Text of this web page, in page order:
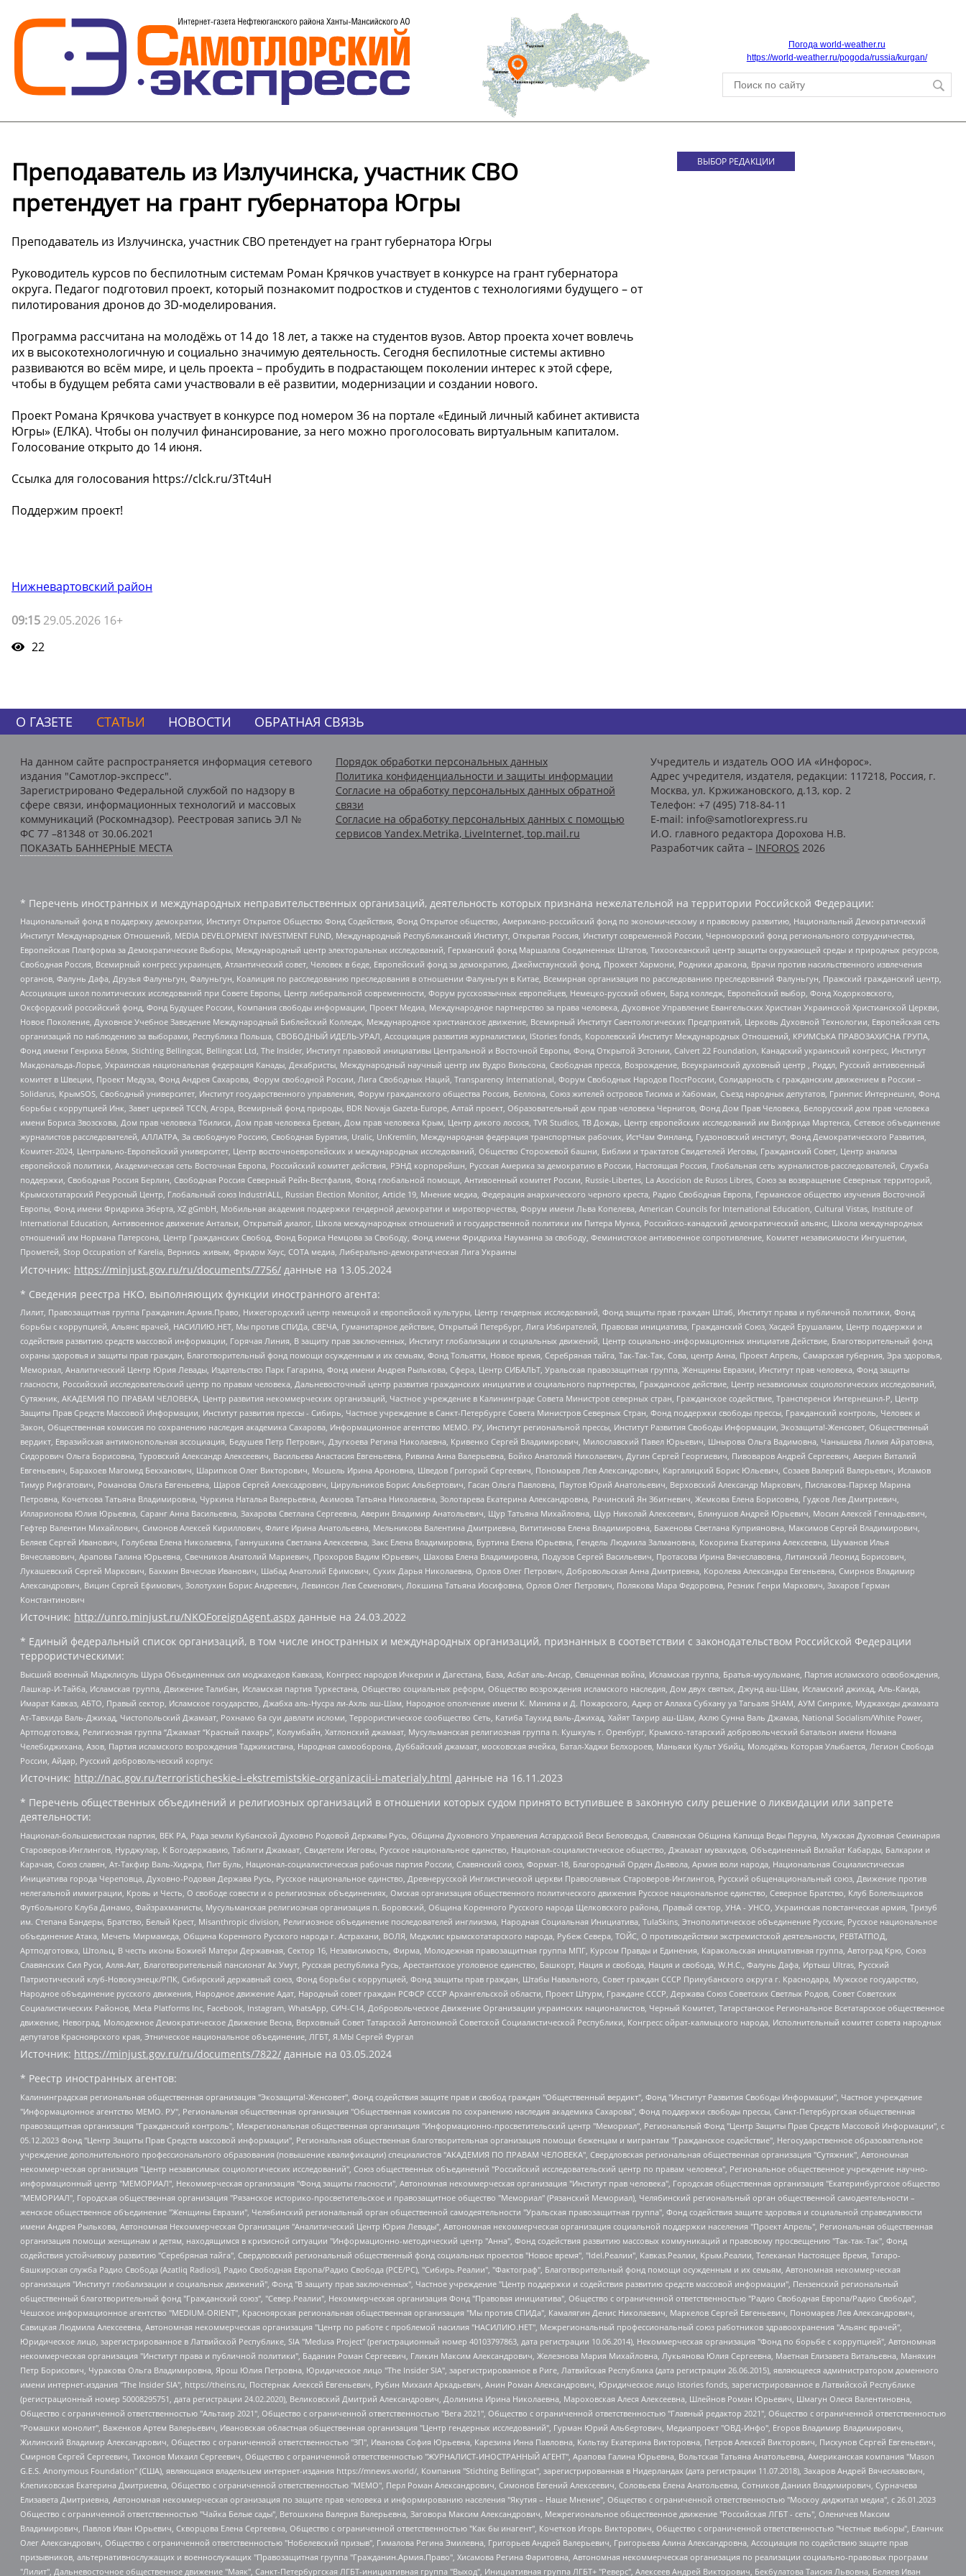
Погода world-weather.ru
https://world-weather.ru/pogoda/russia/kurgan/
Преподаватель из Излучинска, участник СВО
претендует на грант губернатора Югры
Преподаватель из Излучинска, участник СВО претендует на грант губернатора Югры
Руководитель курсов по беспилотным системам Роман Крячков участвует в конкурсе на грант губернатора
округа. Педагог подготовил проект, который познакомит подростков и студентов с технологиями будущего – от
пилотирования дронов до 3D-моделирования.
Программа рассчитана на молодёжь от 14 до 18 лет, а также на студентов вузов. Автор проекта хочет вовлечь
их в высокотехнологичную и социально значимую деятельность. Сегодня беспилотные системы активно
развиваются во всём мире, и цель проекта – пробудить в подрастающем поколении интерес к этой сфере,
чтобы в будущем ребята сами участвовали в её развитии, модернизации и создании нового.
Проект Романа Крячкова участвует в конкурсе под номером 36 на портале «Единый личный кабинет активиста
Югры» (ЕЛКА). Чтобы он получил финансирование, за него можно проголосовать виртуальным капиталом.
Голосование открыто до 14 июня.
Ссылка для голосования https://clck.ru/3Tt4uH
Поддержим проект!
Нижневартовский район
09:15 29.05.2026 16+
22
ВЫБОР РЕДАКЦИИ
О ГАЗЕТЕ СТАТЬИ НОВОСТИ ОБРАТНАЯ СВЯЗЬ
На данном сайте распространяется информация сетевого
издания "Самотлор-экспресс".
Зарегистрировано Федеральной службой по надзору в
сфере связи, информационных технологий и массовых
коммуникаций (Роскомнадзор). Реестровая запись ЭЛ №
ФС 77 –81348 от 30.06.2021
ПОКАЗАТЬ БАННЕРНЫЕ МЕСТА
Порядок обработки персональных данных
Политика конфиденциальности и защиты информации
Согласие на обработку персональных данных обратной
связи
Согласие на обработку персональных данных с помощью
сервисов Yandex.Metrika, LiveInternet, top.mail.ru
Учредитель и издатель ООО ИА «Инфорос».
Адрес учредителя, издателя, редакции: 117218, Россия, г.
Москва, ул. Кржижановского, д.13, кор. 2
Телефон: +7 (495) 718-84-11
E-mail: info@samotlorexpress.ru
И.О. главного редактора Дорохова Н.В.
Разработчик сайта – INFOROS 2026
* Перечень иностранных и международных неправительственных организаций, деятельность которых признана нежелательной на территории Российской Федерации:
Национальный фонд в поддержку демократии, Институт Открытое Общество Фонд Содействия, Фонд Открытое общество, Американо-российский фонд по экономическому и правовому развитию, Национальный Демократический
Институт Международных Отношений, MEDIA DEVELOPMENT INVESTMENT FUND, Международный Республиканский Институт, Открытая Россия, Институт современной России, Черноморский фонд регионального сотрудничества,
Европейская Платформа за Демократические Выборы, Международный центр электоральных исследований, Германский фонд Маршалла Соединенных Штатов, Тихоокеанский центр защиты окружающей среды и природных ресурсов,
Свободная Россия, Всемирный конгресс украинцев, Атлантический совет, Человек в беде, Европейский фонд за демократию, Джеймстаунский фонд, Прожект Хармони, Родники дракона, Врачи против насильственного извлечения
органов, Фалунь Дафа, Друзья Фалуньгун, Фалуньгун, Коалиция по расследованию преследования в отношении Фалуньгун в Китае, Всемирная организация по расследованию преследований Фалуньгун, Пражский гражданский центр,
Ассоциация школ политических исследований при Совете Европы, Центр либеральной современности, Форум русскоязычных европейцев, Немецко-русский обмен, Бард колледж, Европейский выбор, Фонд Ходорковского,
Оксфордский российский фонд, Фонд Будущее России, Компания свободы информации, Проект Медиа, Международное партнерство за права человека, Духовное Управление Евангельских Христиан Украинской Христианской Церкви,
Новое Поколение, Духовное Учебное Заведение Международный Библейский Колледж, Международное христианское движение, Всемирный Институт Саентологических Предприятий, Церковь Духовной Технологии, Европейская сеть
организаций по наблюдению за выборами, Республика Польша, СВОБОДНЫЙ ИДЕЛЬ-УРАЛ, Ассоциация развития журналистики, IStories fonds, Королевский Институт Международных Отношений, КРИМСЬКА ПРАВОЗАХИСНА ГРУПА,
Фонд имени Генриха Бёлля, Stichting Bellingcat, Bellingcat Ltd, The Insider, Институт правовой инициативы Центральной и Восточной Европы, Фонд Открытой Эстонии, Calvert 22 Foundation, Канадский украинский конгресс, Институт
Макдональда-Лорье, Украинская национальная федерация Канады, Декабристы, Международный научный центр им Вудро Вильсона, Свободная пресса, Возрождение, Всеукраинский духовный центр , Риддл, Русский антивоенный
комитет в Швеции, Проект Медуза, Фонд Андрея Сахарова, Форум свободной России, Лига Свободных Наций, Transparеncy International, Форум Свободных Народов ПостРоссии, Солидарность с гражданским движением в России –
Solidarus, КрымSOS, Свободный университет, Институт государственного управления, Форум гражданского общества Россия, Беллона, Союз жителей островов Тисима и Хабомаи, Съезд народных депутатов, Гринпис Интернешнл, Фонд
борьбы с коррупцией Инк, Завет церквей TCCN, Агора, Всемирный фонд природы, BDR Novaja Gazeta-Europe, Алтай проект, Образовательный дом прав человека Чернигов, Фонд Дом Прав Человека, Белорусский дом прав человека
имени Бориса Звозскова, Дом прав человека Тбилиси, Дом прав человека Ереван, Дом прав человека Крым, Центр дикого лосося, TVR Studios, ТВ Дождь, Центр европейских исследований им Вилфрида Мартенса, Сетевое объединение
журналистов расследователей, АЛЛАТРА, За свободную Россию, Свободная Бурятия, Uralic, UnKremlin, Международная федерация транспортных рабочих, ИстЧам Финланд, Гудзоновский институт, Фонд Демократического Развития,
Комитет-2024, Центрально-Европейский университет, Центр восточноевропейских и международных исследований, Общество Сторожевой башни, Библии и трактатов Свидетелей Иеговы, Гражданский Совет, Центр анализа
европейской политики, Академическая сеть Восточная Европа, Российский комитет действия, РЭНД корпорейшн, Русская Америка за демократию в России, Настоящая Россия, Глобальная сеть журналистов-расследователей, Служба
поддержки, Свободная Россия Берлин, Свободная Россия Северный Рейн-Вестфалия, Фонд глобальной помощи, Антивоенный комитет России, Russie-Libertes, La Asocicion de Rusos Libres, Союз за возвращение Северных территорий,
Крымскотатарский Ресурсный Центр, Глобальный союз IndustriALL, Russian Election Monitor, Article 19, Мнение медиа, Федерация анархического черного креста, Радио Свободная Европа, Германское общество изучения Восточной
Европы, Фонд имени Фридриха Эберта, XZ gGmbH, Мобильная академия поддержки гендерной демократии и миротворчества, Форум имени Льва Копелева, American Councils for International Education, Cultural Vistas, Institute of
International Education, Антивоенное движение Антальи, Открытый диалог, Школа международных отношений и государственной политики им Питера Мунка, Российско-канадский демократический альянс, Школа международных
отношений им Нормана Патерсона, Центр Гражданских Свобод, Фонд Бориса Немцова за Свободу, Фонд имени Фридриха Науманна за свободу, Феминистское антивоенное сопротивление, Комитет независимости Ингушетии,
Прометей, Stop Occupation of Karelia, Вернись живым, Фридом Хаус, СОТА медиа, Либерально-демократическая Лига Украины
Источник: https://minjust.gov.ru/ru/documents/7756/ данные на 13.05.2024
* Сведения реестра НКО, выполняющих функции иностранного агента:
Лилит, Правозащитная группа Гражданин.Армия.Право, Нижегородский центр немецкой и европейской культуры, Центр гендерных исследований, Фонд защиты прав граждан Штаб, Институт права и публичной политики, Фонд
борьбы с коррупцией, Альянс врачей, НАСИЛИЮ.НЕТ, Мы против СПИДа, СВЕЧА, Гуманитарное действие, Открытый Петербург, Лига Избирателей, Правовая инициатива, Гражданский Союз, Хасдей Ерушалаим, Центр поддержки и
содействия развитию средств массовой информации, Горячая Линия, В защиту прав заключенных, Институт глобализации и социальных движений, Центр социально-информационных инициатив Действие, Благотворительный фонд
охраны здоровья и защиты прав граждан, Благотворительный фонд помощи осужденным и их семьям, Фонд Тольятти, Новое время, Серебряная тайга, Так-Так-Так, Сова, центр Анна, Проект Апрель, Самарская губерния, Эра здоровья,
Мемориал, Аналитический Центр Юрия Левады, Издательство Парк Гагарина, Фонд имени Андрея Рылькова, Сфера, Центр СИБАЛЬТ, Уральская правозащитная группа, Женщины Евразии, Институт прав человека, Фонд защиты
гласности, Российский исследовательский центр по правам человека, Дальневосточный центр развития гражданских инициатив и социального партнерства, Гражданское действие, Центр независимых социологических исследований,
Сутяжник, АКАДЕМИЯ ПО ПРАВАМ ЧЕЛОВЕКА, Центр развития некоммерческих организаций, Частное учреждение в Калининграде Совета Министров северных стран, Гражданское содействие, Трансперенси Интернешнл-Р, Центр
Защиты Прав Средств Массовой Информации, Институт развития прессы - Сибирь, Частное учреждение в Санкт-Петербурге Совета Министров Северных Стран, Фонд поддержки свободы прессы, Гражданский контроль, Человек и
Закон, Общественная комиссия по сохранению наследия академика Сахарова, Информационное агентство МЕМО. РУ, Институт региональной прессы, Институт Развития Свободы Информации, Экозащита!-Женсовет, Общественный
вердикт, Евразийская антимонопольная ассоциация, Бедушев Петр Петрович, Дзугкоева Регина Николаевна, Кривенко Сергей Владимирович, Милославский Павел Юрьевич, Шнырова Ольга Вадимовна, Чанышева Лилия Айратовна,
Сидорович Ольга Борисовна, Туровский Александр Алексеевич, Васильева Анастасия Евгеньевна, Ривина Анна Валерьевна, Бойко Анатолий Николаевич, Дугин Сергей Георгиевич, Пивоваров Андрей Сергеевич, Аверин Виталий
Евгеньевич, Барахоев Магомед Бекханович, Шарипков Олег Викторович, Мошель Ирина Ароновна, Шведов Григорий Сергеевич, Пономарев Лев Александрович, Каргалицкий Борис Юльевич, Созаев Валерий Валерьевич, Исламов
Тимур Рифгатович, Романова Ольга Евгеньевна, Щаров Сергей Алексадрович, Цирульников Борис Альбертович, Гасан Ольга Павловна, Паутов Юрий Анатольевич, Верховский Александр Маркович, Пислакова-Паркер Марина
Петровна, Кочеткова Татьяна Владимировна, Чуркина Наталья Валерьевна, Акимова Татьяна Николаевна, Золотарева Екатерина Александровна, Рачинский Ян Збигневич, Жемкова Елена Борисовна, Гудков Лев Дмитриевич,
Илларионова Юлия Юрьевна, Саранг Анна Васильевна, Захарова Светлана Сергеевна, Аверин Владимир Анатольевич, Щур Татьяна Михайловна, Щур Николай Алексеевич, Блинушов Андрей Юрьевич, Мосин Алексей Геннадьевич,
Гефтер Валентин Михайлович, Симонов Алексей Кириллович, Флиге Ирина Анатольевна, Мельникова Валентина Дмитриевна, Вититинова Елена Владимировна, Баженова Светлана Куприяновна, Максимов Сергей Владимирович,
Беляев Сергей Иванович, Голубева Елена Николаевна, Ганнушкина Светлана Алексеевна, Закс Елена Владимировна, Буртина Елена Юрьевна, Гендель Людмила Залмановна, Кокорина Екатерина Алексеевна, Шуманов Илья
Вячеславович, Арапова Галина Юрьевна, Свечников Анатолий Мариевич, Прохоров Вадим Юрьевич, Шахова Елена Владимировна, Подузов Сергей Васильевич, Протасова Ирина Вячеславовна, Литинский Леонид Борисович,
Лукашевский Сергей Маркович, Бахмин Вячеслав Иванович, Шабад Анатолий Ефимович, Сухих Дарья Николаевна, Орлов Олег Петрович, Добровольская Анна Дмитриевна, Королева Александра Евгеньевна, Смирнов Владимир
Александрович, Вицин Сергей Ефимович, Золотухин Борис Андреевич, Левинсон Лев Семенович, Локшина Татьяна Иосифовна, Орлов Олег Петрович, Полякова Мара Федоровна, Резник Генри Маркович, Захаров Герман
Константинович
Источник: http://unro.minjust.ru/NKOForeignAgent.aspx данные на 24.03.2022
* Единый федеральный список организаций, в том числе иностранных и международных организаций, признанных в соответствии с законодательством Российской Федерации
террористическими:
Высший военный Маджлисуль Шура Объединенных сил моджахедов Кавказа, Конгресс народов Ичкерии и Дагестана, База, Асбат аль-Ансар, Священная война, Исламская группа, Братья-мусульмане, Партия исламского освобождения,
Лашкар-И-Тайба, Исламская группа, Движение Талибан, Исламская партия Туркестана, Общество социальных реформ, Общество возрождения исламского наследия, Дом двух святых, Джунд аш-Шам, Исламский джихад, Аль-Каида,
Имарат Кавказ, АБТО, Правый сектор, Исламское государство, Джабха аль-Нусра ли-Ахль аш-Шам, Народное ополчение имени К. Минина и Д. Пожарского, Аджр от Аллаха Субхану уа Тагьаля SHAM, АУМ Синрике, Муджахеды джамаата
Ат-Тавхида Валь-Джихад, Чистопольский Джамаат, Рохнамо ба суи давлати исломи, Террористическое сообщество Сеть, Катиба Таухид валь-Джихад, Хайят Тахрир аш-Шам, Ахлю Сунна Валь Джамаа, National Socialism/White Power,
Артподготовка, Религиозная группа “Джамаат “Красный пахарь”, Колумбайн, Хатлонский джамаат, Мусульманская религиозная группа п. Кушкуль г. Оренбург, Крымско-татарский добровольческий батальон имени Номана
Челебиджихана, Азов, Партия исламского возрождения Таджикистана, Народная самооборона, Дуббайский джамаат, московская ячейка, Батал-Хаджи Белхороев, Маньяки Культ Убийц, Молодёжь Которая Улыбается, Легион Свобода
России, Айдар, Русский добровольческий корпус
Источник: http://nac.gov.ru/terroristicheskie-i-ekstremistskie-organizacii-i-materialy.html данные на 16.11.2023
* Перечень общественных объединений и религиозных организаций в отношении которых судом принято вступившее в законную силу решение о ликвидации или запрете
деятельности:
Национал-большевистская партия, ВЕК РА, Рада земли Кубанской Духовно Родовой Державы Русь, Община Духовного Управления Асгардской Веси Беловодья, Славянская Община Капища Веды Перуна, Мужская Духовная Семинария
Староверов-Инглингов, Нурджулар, К Богодержавию, Таблиги Джамаат, Свидетели Иеговы, Русское национальное единство, Национал-социалистическое общество, Джамаат мувахидов, Объединенный Вилайат Кабарды, Балкарии и
Карачая, Союз славян, Ат-Такфир Валь-Хиджра, Пит Буль, Национал-социалистическая рабочая партия России, Славянский союз, Формат-18, Благородный Орден Дьявола, Армия воли народа, Национальная Социалистическая
Инициатива города Череповца, Духовно-Родовая Держава Русь, Русское национальное единство, Древнерусской Инглистической церкви Православных Староверов-Инглингов, Русский общенациональный союз, Движение против
нелегальной иммиграции, Кровь и Честь, О свободе совести и о религиозных объединениях, Омская организация общественного политического движения Русское национальное единство, Северное Братство, Клуб Болельщиков
Футбольного Клуба Динамо, Файзрахманисты, Мусульманская религиозная организация п. Боровский, Община Коренного Русского народа Щелковского района, Правый сектор, УНА - УНСО, Украинская повстанческая армия, Тризуб
им. Степана Бандеры, Братство, Белый Крест, Misanthropic division, Религиозное объединение последователей инглиизма, Народная Социальная Инициатива, TulaSkins, Этнополитическое объединение Русские, Русское национальное
объединение Атака, Мечеть Мирмамеда, Община Коренного Русского народа г. Астрахани, ВОЛЯ, Меджлис крымскотатарского народа, Рубеж Севера, ТОЙС, О противодействии экстремистской деятельности, РЕВТАТПОД,
Артподготовка, Штольц, В честь иконы Божией Матери Державная, Сектор 16, Независимость, Фирма, Молодежная правозащитная группа МПГ, Курсом Правды и Единения, Каракольская инициативная группа, Автоград Крю, Союз
Славянских Сил Руси, Алля-Аят, Благотворительный пансионат Ак Умут, Русская республика Русь, Арестантское уголовное единство, Башкорт, Нация и свобода, Нация и свобода, W.H.С., Фалунь Дафа, Иртыш Ultras, Русский
Патриотический клуб-Новокузнецк/РПК, Сибирский державный союз, Фонд борьбы с коррупцией, Фонд защиты прав граждан, Штабы Навального, Совет граждан СССР Прикубанского округа г. Краснодара, Мужское государство,
Народное объединение русского движения, Народное движение Адат, Народный совет граждан РСФСР СССР Архангельской области, Проект Штурм, Граждане СССР, Держава Союз Советских Светлых Родов, Совет Советских
Социалистических Районов, Meta Platforms Inc, Facebook, Instagram, WhatsApp, СИЧ-С14, Добровольческое Движение Организации украинских националистов, Черный Комитет, Татарстанское Региональное Всетатарское общественное
движение, Невоград, Молодежное Демократическое Движение Весна, Верховный Совет Татарской Автономной Советской Социалистической Республики, Конгресс ойрат-калмыцкого народа, Исполнительный комитет совета народных
депутатов Красноярского края, Этническое национальное объединение, ЛГБТ, Я.МЫ Сергей Фургал
Источник: https://minjust.gov.ru/ru/documents/7822/ данные на 03.05.2024
* Реестр иностранных агентов:
Калининградская региональная общественная организация "Экозащита!-Женсовет", Фонд содействия защите прав и свобод граждан "Общественный вердикт", Фонд "Институт Развития Свободы Информации", Частное учреждение "Информационное агентство МЕМО. РУ", Региональная общественная организация "Общественная комиссия по сохранению наследия академика Сахарова", Фонд поддержки свободы прессы, Санкт-Петербургская общественная правозащитная организация "Гражданский контроль", Межрегиональная общественная организация "Информационно-просветительский центр "Мемориал", Региональный Фонд "Центр Защиты Прав Средств Массовой Информации", с 05.12.2023 Фонд "Центр Защиты Прав Средств массовой информации", Региональная общественная благотворительная организация помощи беженцам и мигрантам "Гражданское содействие", Негосударственное образовательное учреждение дополнительного профессионального образования (повышение квалификации) специалистов "АКАДЕМИЯ ПО ПРАВАМ ЧЕЛОВЕКА", Свердловская региональная общественная организация "Сутяжник", Автономная некоммерческая организация "Центр независимых социологических исследований", Союз общественных объединений "Российский исследовательский центр по правам человека", Региональное общественное учреждение научно-информационный центр "МЕМОРИАЛ", Некоммерческая организация "Фонд защиты гласности", Автономная некоммерческая организация "Институт прав человека", Городская общественная организация "Екатеринбургское общество "МЕМОРИАЛ", Городская общественная организация "Рязанское историко-просветительское и правозащитное общество "Мемориал" (Рязанский Мемориал), Челябинский региональный орган общественной самодеятельности – женское общественное объединение "Женщины Евразии", Челябинский региональный орган общественной самодеятельности "Уральская правозащитная группа", Фонд содействия защите здоровья и социальной справедливости имени Андрея Рылькова, Автономная Некоммерческая Организация "Аналитический Центр Юрия Левады", Автономная некоммерческая организация социальной поддержки населения "Проект Апрель", Региональная общественная организация помощи женщинам и детям, находящимся в кризисной ситуации "Информационно-методический центр "Анна", Фонд содействия развитию массовых коммуникаций и правовому просвещению "Так-так-Так", Фонд содействия устойчивому развитию "Серебряная тайга", Свердловский региональный общественный фонд социальных проектов "Новое время", "Idel.Реалии", Кавказ.Реалии, Крым.Реалии, Телеканал Настоящее Время, Татаро-башкирская служба Радио Свобода (Azatliq Radiosi), Радио Свободная Европа/Радио Свобода (PCE/PC), "Сибирь.Реалии", "Фактограф", Благотворительный фонд помощи осужденным и их семьям, Автономная некоммерческая организация "Институт глобализации и социальных движений", Фонд "В защиту прав заключенных", Частное учреждение "Центр поддержки и содействия развитию средств массовой информации", Пензенский региональный общественный благотворительный фонд "Гражданский союз", "Север.Реалии", Некоммерческая организация Фонд "Правовая инициатива", Общество с ограниченной ответственностью "Радио Свободная Европа/Радио Свобода", Чешское информационное агентство "MEDIUM-ORIENT", Красноярская региональная общественная организация "Мы против СПИДа", Камалягин Денис Николаевич, Маркелов Сергей Евгеньевич, Пономарев Лев Александрович, Савицкая Людмила Алексеевна, Автономная некоммерческая организация "Центр по работе с проблемой насилия "НАСИЛИЮ.НЕТ", Межрегиональный профессиональный союз работников здравоохранения "Альянс врачей", Юридическое лицо, зарегистрированное в Латвийской Республике, SIA "Medusa Project" (регистрационный номер 40103797863, дата регистрации 10.06.2014), Некоммерческая организация "Фонд по борьбе с коррупцией", Автономная некоммерческая организация "Институт права и публичной политики", Баданин Роман Сергеевич, Гликин Максим Александрович, Железнова Мария Михайловна, Лукьянова Юлия Сергеевна, Маетная Елизавета Витальевна, Маняхин Петр Борисович, Чуракова Ольга Владимировна, Ярош Юлия Петровна, Юридическое лицо "The Insider SIA", зарегистрированное в Риге, Латвийская Республика (дата регистрации 26.06.2015), являющееся администратором доменного имени интернет-издания "The Insider SIA", https://theins.ru, Постернак Алексей Евгеньевич, Рубин Михаил Аркадьевич, Анин Роман Александрович, Юридическое лицо Istories fonds, зарегистрированное в Латвийской Республике (регистрационный номер 50008295751, дата регистрации 24.02.2020), Великовский Дмитрий Александрович, Долинина Ирина Николаевна, Мароховская Алеся Алексеевна, Шлейнов Роман Юрьевич, Шмагун Олеся Валентиновна, Общество с ограниченной ответственностью "Альтаир 2021", Общество с ограниченной ответственностью "Вега 2021", Общество с ограниченной ответственностью "Главный редактор 2021", Общество с ограниченной ответственностью "Ромашки монолит", Важенков Артем Валерьевич, Ивановская областная общественная организация "Центр гендерных исследований", Гурман Юрий Альбертович, Медиапроект "ОВД-Инфо", Егоров Владимир Владимирович, Жилинский Владимир Александрович, Общество с ограниченной ответственностью "ЗП", Иванова София Юрьевна, Карезина Инна Павловна, Кильтау Екатерина Викторовна, Петров Алексей Викторович, Пискунов Сергей Евгеньевич, Смирнов Сергей Сергеевич, Тихонов Михаил Сергеевич, Общество с ограниченной ответственностью "ЖУРНАЛИСТ-ИНОСТРАННЫЙ АГЕНТ", Арапова Галина Юрьевна, Вольтская Татьяна Анатольевна, Американская компания "Mason G.E.S. Anonymous Foundation" (США), являющаяся владельцем интернет-издания https://mnews.world/, Компания "Stichting Bellingcat", зарегистрированная в Нидерландах (дата регистрации 11.07.2018), Захаров Андрей Вячеславович, Клепиковская Екатерина Дмитриевна, Общество с ограниченной ответственностью "МЕМО", Перл Роман Александрович, Симонов Евгений Алексеевич, Соловьева Елена Анатольевна, Сотников Даниил Владимирович, Сурначева Елизавета Дмитриевна, Автономная некоммерческая организация по защите прав человека и информированию населения "Якутия – Наше Мнение", Общество с ограниченной ответственностью "Москоу диджитал медиа", с 26.01.2023 Общество с ограниченной ответственностью "Чайка Белые сады", Ветошкина Валерия Валерьевна, Заговора Максим Александрович, Межрегиональное общественное движение "Российская ЛГБТ - сеть", Оленичев Максим Владимирович, Павлов Иван Юрьевич, Скворцова Елена Сергеевна, Общество с ограниченной ответственностью "Как бы инагент", Кочетков Игорь Викторович, Общество с ограниченной ответственностью "Честные выборы", Еланчик Олег Александрович, Общество с ограниченной ответственностью "Нобелевский призыв", Гималова Регина Эмилевна, Григорьев Андрей Валерьевич, Григорьева Алина Александровна, Ассоциация по содействию защите прав призывников, альтернативнослужащих и военнослужащих "Правозащитная группа "Гражданин.Армия.Право", Хисамова Регина Фаритовна, Автономная некоммерческая организация по реализации социально-правовых программ "Лилит", Дальневосточное общественное движение "Маяк", Санкт-Петербургская ЛГБТ-инициативная группа "Выход", Инициативная группа ЛГБТ+ "Реверс", Алексеев Андрей Викторович, Бекбулатова Таисия Львовна, Беляев Иван Михайлович, Владыкина Елена Сергеевна, Гельман Марат Александрович, Никульшина Вероника Юрьевна, Толоконникова Надежда Андреевна, Шендерович Виктор Анатольевич, Общество с ограниченной ответственностью "Данное сообщение", Общество с ограниченной ответственностью Издательский дом "Новая глава", Айнбиндер Александра Александровна, Московский комьюнити-центр для ЛГБТ+инициатив, Благотворительный фонд развития филантропии, Deutsche Welle (Германия, Kurt-Schumacher-Strasse 3, 53113 Bonn), Борзунова Мария Михайловна, Воробьев Виктор Викторович, Голубева Анна Львовна, Константинова Алла Михайловна, Малкова Ирина Владимировна, Мурадов Мурад Абдулгалимович, Осетинская Елизавета Николаевна, Понасенков Евгений Николаевич, Ганапольский Матвей Юрьевич, Киселев Евгений Алексеевич, Борухович Ирина Григорьевна, Дремин Иван Тимофеевич, Дубровский Дмитрий Викторович, Красноярская региональная общественная организация поддержки и развития альтернативных образовательных технологий и межкультурных коммуникаций "ИНТЕРРА", Маяковская Екатерина Алексеевна, Фейгин Марк Захарович, Филимонов Андрей Викторович, Дзугкоева Регина Николаевна, Доброхотов Роман Александрович, Дудь Юрий Александрович, Елкин Сергей Владимирович, Кругликов Кирилл Игоревич, Сабунаева Мария Леонидовна, Семенов Алексей Владимирович, Шаинян Карен Багратович, Шульман Екатерина Михайловна, Асафьев Артур Валерьевич, Вахштайн Виктор Семенович, Венедиктов Алексей Алексеевич, Лушникова Екатерина Евгеньевна, Волков Леонид Михайлович, Невзоров Александр Глебович, Пархоменко Сергей Борисович, Сироткин Ярослав Николаевич, Кара-Мурза Владимир Владимирович, Баранова Наталья Владимировна, Гозман Леонид Яковлевич, Кагарлицкий Борис Юльевич, Климарев Михаил Валерьевич, Милов Владимир Станиславович, Автономная некоммерческая организация Краснодарский центр современного искусства "Типография", Моргенштерн Алишер Тагирович, Соболь Любовь Эдуардовна, Общество с ограниченной ответственностью "ЛИЗА НОРМ", Каспаров Гарри Кимович, Ходорковский Михаил Борисович, Общество с ограниченной ответственностью "Апрельские тезисы", Данилович Ирина Брониславовна, Кашин Олег Владимирович, Петров Николай Владимирович, Пивоваров Алексей Владимирович, Соколов Михаил Владимирович, Цветкова Юлия Владимировна, Чичваркин Евгений Александрович, Комитет против пыток/Команда против пыток, Общество с ограниченной ответственностью "Первый научный", Общество с ограниченной ответственностью "Вертолет и ко", Белоцерковская Вероника Борисовна, Кац Максим Евгеньевич, Лазарева Татьяна Юрьевна, Шаведдинов Руслан Табризович, Яшин Илья Валерьевич, Общество с ограниченной ответственностью "Иноагент ААВ", Алешковский Дмитрий Петрович, Альбац Евгения Марковна, Быков Дмитрий Львович, Галямина Юлия Евгеньевна, Лойко Сергей Леонидович, Мартынов Кирилл Константинович, Медведев Сергей Александрович, Крашенинников Федор Геннадиевич, Гордеева Катерина Вл